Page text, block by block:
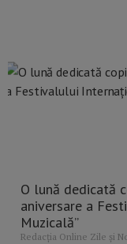
O lună dedicată
aniversare a
Muzicală”
Redacția Online Zile și